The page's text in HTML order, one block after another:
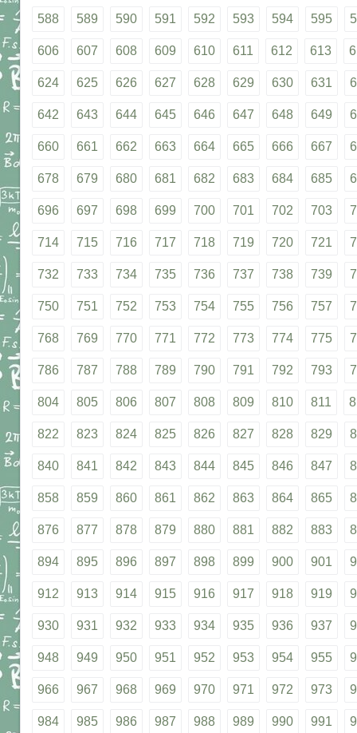
588 589 590 591 592 593 594 595
606 607 608 609 610 611 612 613
624 625 626 627 628 629 630 631
642 643 644 645 646 647 648 649
660 661 662 663 664 665 666 667
678 679 680 681 682 683 684 685
696 697 698 699 700 701 702 703
714 715 716 717 718 719 720 721
732 733 734 735 736 737 738 739
750 751 752 753 754 755 756 757
768 769 770 771 772 773 774 775
786 787 788 789 790 791 792 793
804 805 806 807 808 809 810 811
822 823 824 825 826 827 828 829
840 841 842 843 844 845 846 847
858 859 860 861 862 863 864 865
876 877 878 879 880 881 882 883
894 895 896 897 898 899 900 901
912 913 914 915 916 917 918 919
930 931 932 933 934 935 936 937
948 949 950 951 952 953 954 955
966 967 968 969 970 971 972 973
984 985 986 987 988 989 990 991